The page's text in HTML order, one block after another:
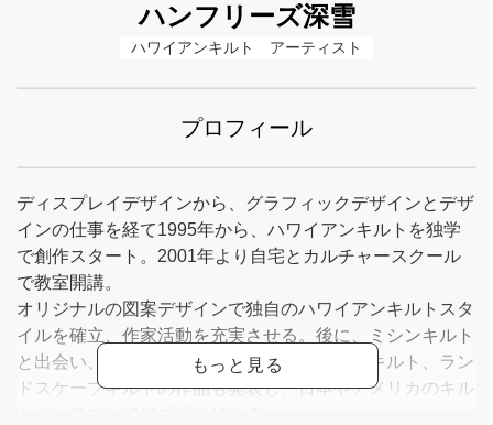
ハンフリーズ深雪
ハワイアンキルト　アーティスト
プロフィール
ディスプレイデザインから、グラフィックデザインとデザ
インの仕事を経て1995年から、ハワイアンキルトを独学
で創作スタート。2001年より自宅とカルチャースクール
で教室開講。
オリジナルの図案デザインで独自のハワイアンキルトスタ
イルを確立、作家活動を充実させる。後に、ミシンキルト
と出会い、作家活動の幅を広げ、ミニチュアキルト、ラン
ドスケープキルトの作品も発表し、日本やアメリカのキル